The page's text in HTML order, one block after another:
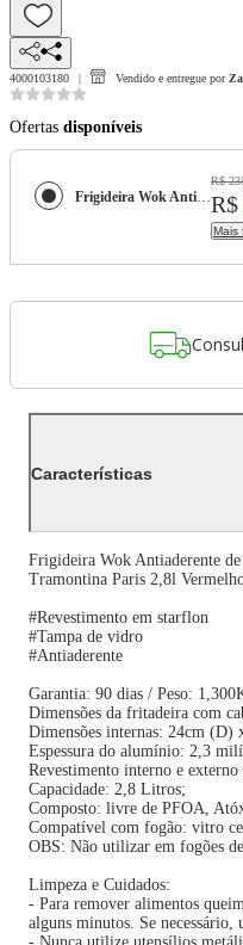
4000103180 Vendido e entregue por
Ofertas disponíveis
Frigideira Wok Antiaderente de Starflon com Tampa de Vidro 24cm Tramontina Paris 2,8l Vermelho
R$
R$
Mais
Características
Frigideira Wok Antiaderente
Tramontina Paris 2,8l
#Revestimento em starflon
#Tampa de vidro
#Antiaderente
Garantia: 90 dias / Peso:
Dimensões da fritadeira com
Dimensões internas: 24cm (D)
Espessura do alumínio: 2,3
Revestimento interno e
Capacidade: 2,8 Litros;
Composto: livre de PFOA,
Compatível com fogão: vitro
OBS: Não utilizar em fogões
Limpeza e Cuidados:
- Para remover alimentos
alguns minutos. Se necessário,